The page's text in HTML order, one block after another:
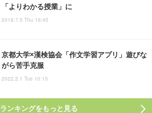
「よりわかる授業」に
2018.7.5 Thu 16:45
京都大学×漢検協会「作文学習アプリ」遊びな
がら苦手克服
2022.2.1 Tue 10:15
ランキングをもっと見る